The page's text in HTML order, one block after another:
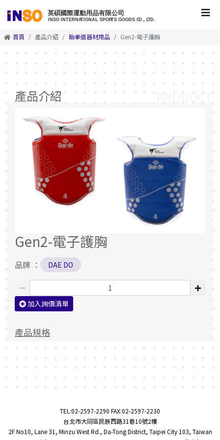
首頁 產品介紹 跆拳道器材用品 Gen2-電子護胸
產品介紹
Gen2-電子護胸
品牌 ： DAE DO
加入詢價清單
產品規格
PRODUCT
TEL:02-2597-2290 FAX:02-2597-2230
台北市大同區民族西路31巷10號2樓
2F No10, Lane 31, Minzu West Rd., Da-Tong District, Taipei City 103, Taiwan